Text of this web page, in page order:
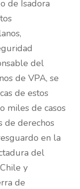
de Isadora
del
de VPA, se
de estos
miles de casos
de derechos
en la
del
y
de